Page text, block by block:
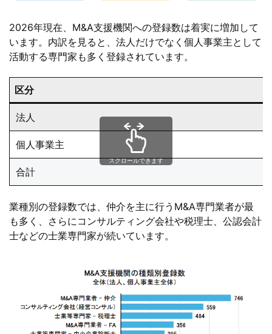
2026年現在、M&A支援機関への登録数は着実に増加して
います。内訳を見ると、法人だけでなく個人事業主として
活動する専門家も多く登録されています。
区分
法人
個人事業主
合計
スクロールできます
業種別の登録数では、仲介を主に行うM&A専門業者が最
も多く、さらにコンサルティング会社や税理士、公認会計
士などの士業専門家が続いています。